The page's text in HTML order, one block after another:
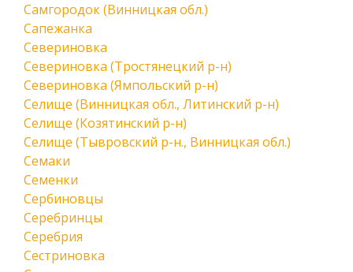
Самгородок (Винницкая обл.)
Сапежанка
Севериновка
Севериновка (Тростянецкий р-н)
Севериновка (Ямпольский р-н)
Селище (Винницкая обл., Литинский р-н)
Селище (Козятинский р-н)
Селище (Тывровский р-н., Винницкая обл.)
Семаки
Семенки
Сербиновцы
Серебринцы
Серебрия
Сестриновка